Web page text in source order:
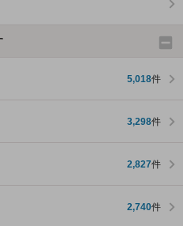
5,018件
3,298件
2,827件
2,740件